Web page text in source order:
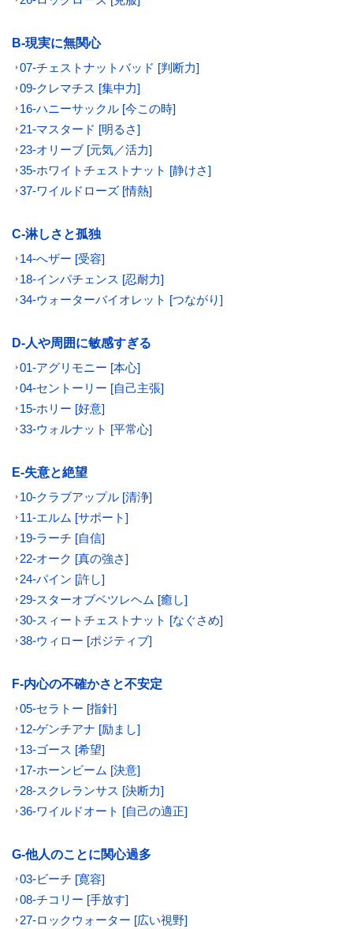
B-現実に無関心
07-チェストナットバッド [判断力]
09-クレマチス [集中力]
16-ハニーサックル [今この時]
21-マスタード [明るさ]
23-オリーブ [元気／活力]
35-ホワイトチェストナット [静けさ]
37-ワイルドローズ [情熱]
C-淋しさと孤独
14-へザー [受容]
18-インパチェンス [忍耐力]
34-ウォーターバイオレット [つながり]
D-人や周囲に敏感すぎる
01-アグリモニー [本心]
04-セントーリー [自己主張]
15-ホリー [好意]
33-ウォルナット [平常心]
E-失意と絶望
10-クラブアップル [清浄]
11-エルム [サポート]
19-ラーチ [自信]
22-オーク [真の強さ]
24-パイン [許し]
29-スターオブベツレヘム [癒し]
30-スィートチェストナット [なぐさめ]
38-ウィロー [ポジティブ]
F-内心の不確かさと不安定
05-セラトー [指針]
12-ゲンチアナ [励まし]
13-ゴース [希望]
17-ホーンビーム [決意]
28-スクレランサス [決断力]
36-ワイルドオート [自己の適正]
G-他人のことに関心過多
03-ビーチ [寛容]
08-チコリー [手放す]
27-ロックウォーター [広い視野]